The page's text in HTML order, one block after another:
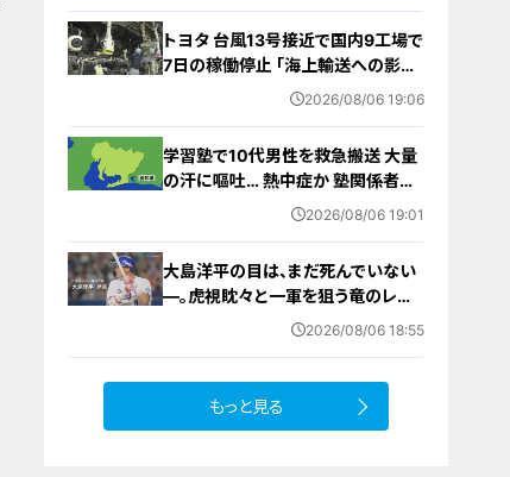
トヨタ 台風13号接近で国内9工場で
7日の稼働停止 ｢海上輸送への影響
を踏まえ判断｣ 夏季連休明けの17日
2026/08/06 19:06
学習塾で10代男性を救急搬送 大量
の汗に嘔吐… 熱中症か 塾関係者が
消防に通報 名古屋 2026/08/06 19:01
大島洋平の目は、まだ死んでいない
―。虎視眈々と一軍を狙う竜のレジ
ェンドが明かした現状とドラゴンズ
2026/08/06 18:55
もっと見る